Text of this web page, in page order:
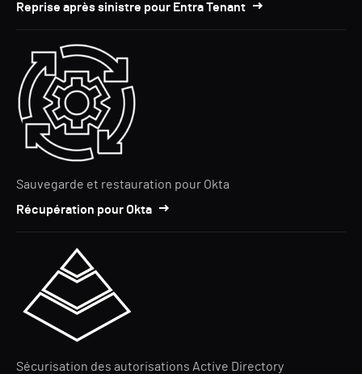
Reprise après sinistre pour Entra Tenant
Sauvegarde et restauration pour Okta
Récupération pour Okta
Sécurisation des autorisations Active Directory